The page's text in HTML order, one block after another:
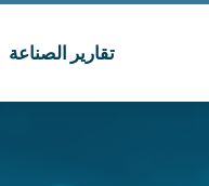
تقارير الصناعة